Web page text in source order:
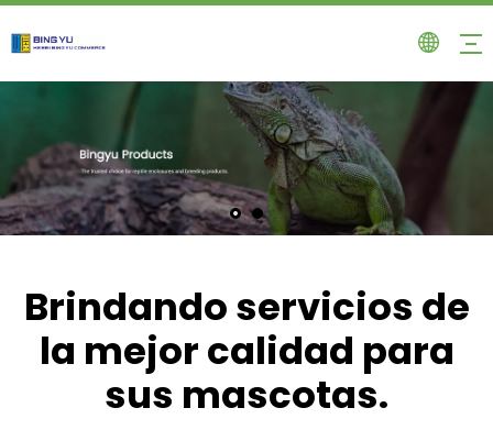
Brindando servicios de
la mejor calidad para
sus mascotas.